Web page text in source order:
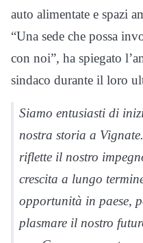
auto alimentate e spazi
“Una sede che possa
con noi”, ha spiegato
sindaco durante il loro
Siamo entusiasti di
nostra storia a
riflette il nostro
crescita a lungo
opportunità in paese,
plasmare il nostro